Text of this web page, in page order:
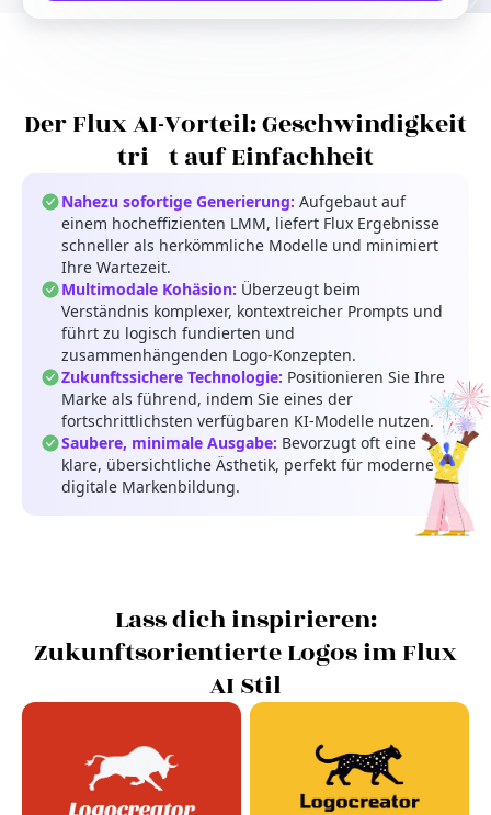
Der Flux AI-Vorteil: Geschwindigkeit
trifft auf Einfachheit
Nahezu sofortige Generierung: Aufgebaut auf
einem hocheffizienten LMM, liefert Flux Ergebnisse
schneller als herkömmliche Modelle und minimiert
Ihre Wartezeit.
Multimodale Kohäsion: Überzeugt beim
Verständnis komplexer, kontextreicher Prompts und
führt zu logisch fundierten und
zusammenhängenden Logo-Konzepten.
Zukunftssichere Technologie: Positionieren Sie Ihre
Marke als führend, indem Sie eines der
fortschrittlichsten verfügbaren KI-Modelle nutzen.
Saubere, minimale Ausgabe: Bevorzugt oft eine
klare, übersichtliche Ästhetik, perfekt für moderne
digitale Markenbildung.
Lass dich inspirieren:
Zukunftsorientierte Logos im Flux
AI Stil